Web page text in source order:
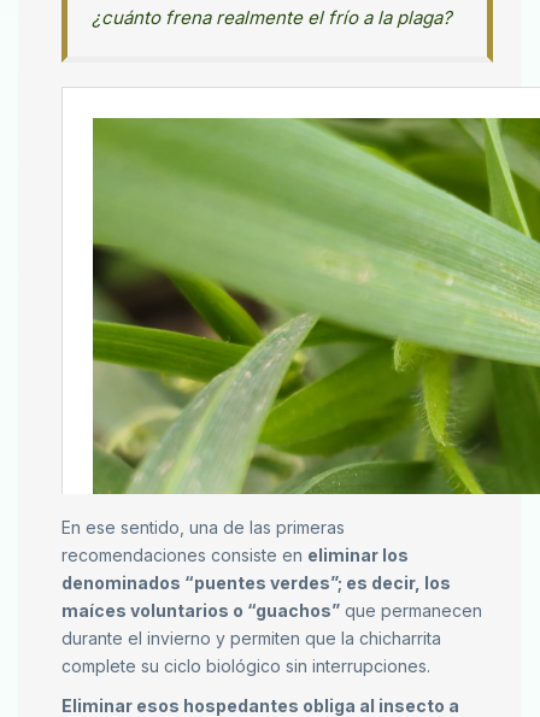
¿cuánto frena realmente el frío a la plaga?
En ese sentido, una de las primeras
recomendaciones consiste en eliminar los
denominados “puentes verdes”; es decir, los
maíces voluntarios o “guachos” que permanecen
durante el invierno y permiten que la chicharrita
complete su ciclo biológico sin interrupciones.
Eliminar esos hospedantes obliga al insecto a